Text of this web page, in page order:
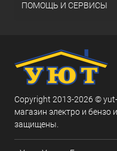
ПОМОЩЬ И СЕРВИСЫ
Copyright 2013-2026 ©
магазин электро и бензо
защищены.